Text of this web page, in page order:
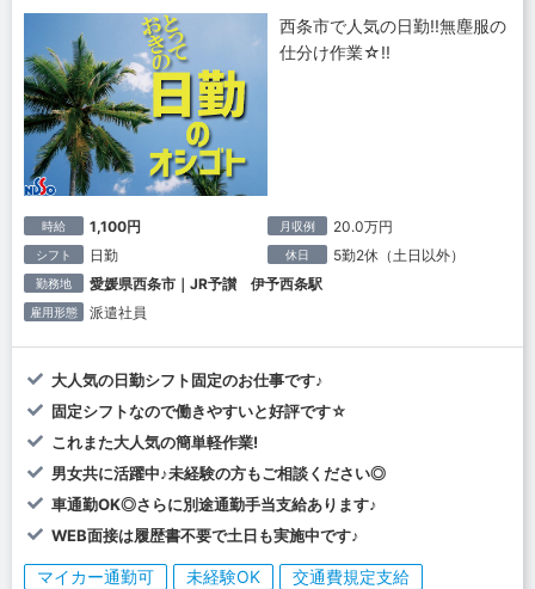
西条市で人気の日勤!!無塵服の
仕分け作業☆!!
時給 1,100円 月収例 20.0万円
シフト 日勤 休日 5勤2休（土日以外）
勤務地 愛媛県西条市｜JR予讃 伊予西条駅
雇用形態 派遣社員
大人気の日勤シフト固定のお仕事です♪
固定シフトなので働きやすいと好評です☆
これまた大人気の簡単軽作業!
男女共に活躍中♪未経験の方もご相談ください◎
車通勤OK◎さらに別途通勤手当支給あります♪
WEB面接は履歴書不要で土日も実施中です♪
マイカー通勤可 未経験OK
交通費規定支給